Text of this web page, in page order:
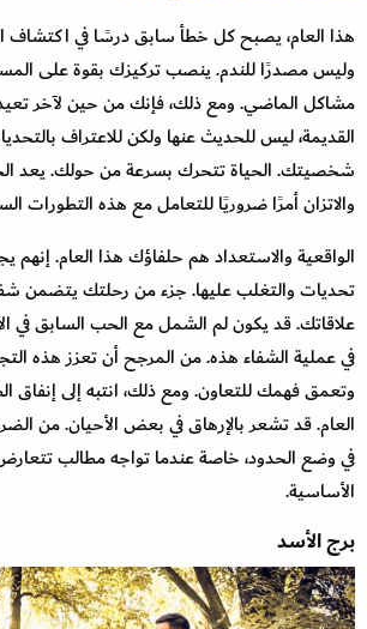
هذا العام، يصبح كل خطأ سابق درسًا في اكتشاف
وليس مصدرًا للندم. ينصب تركيزك بقوة على
مشاكل الماضي. ومع ذلك، فإنك من حين لآخر تعيد
القديمة، ليس للحديث عنها ولكن للاعتراف
شخصيتك. الحياة تتحرك بسرعة من حولك. يعد
والاتزان أمرًا ضروريًا للتعامل مع هذه التطورات
الواقعية والاستعداد هم حلفاؤك هذا العام. إنهم
تحديات والتغلب عليها. جزء من رحلتك يتضمن
علاقاتك. قد يكون لم الشمل مع الحب السابق في
في عملية الشفاء هذه. من المرجح أن تعزز هذه
وتعمق فهمك للتعاون. ومع ذلك، انتبه إلى إنفاق
العام. قد تشعر بالإرهاق في بعض الأحيان. من
في وضع الحدود، خاصة عندما تواجه مطالب
الأساسية.
برج الأسد